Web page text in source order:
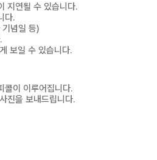
지연될 수 있습니다.
다.
념일 등)
보일 수 있습니다.
콜이 이루어집니다.
진을 보내드립니다.